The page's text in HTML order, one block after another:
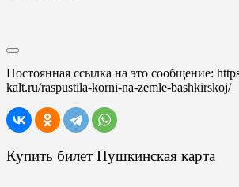
Постоянная ссылка на это сообщение:
kalt.ru/raspustila-korni-na-zemle-bashkirskoj/
Купить билет Пушкинская карта